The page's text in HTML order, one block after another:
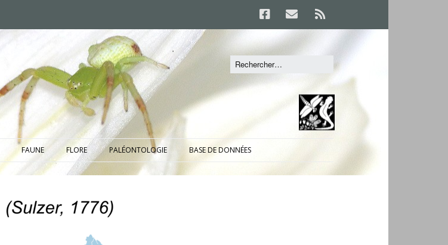
FAUNE FLORE PALÉONTOLOGIE BASE DE DONNÉES